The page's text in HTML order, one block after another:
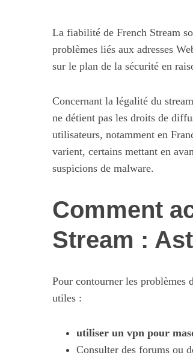
La fiabilité de French Stream
problèmes liés aux adresses
sur le plan de la sécurité en
Concernant la légalité du
ne détient pas les droits de
utilisateurs, notamment en
varient, certains mettant en
suspicions de malware.
Comment
Stream :
Pour contourner les problèmes
utiles :
utiliser un vpn pour
Consulter des forums ou
e
c
f
: